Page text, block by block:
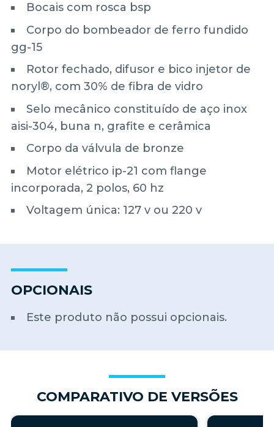
Bocais com rosca bsp
Corpo do bombeador de ferro fundido
gg-15
Rotor fechado, difusor e bico injetor de
noryl®, com 30% de fibra de vidro
Selo mecânico constituído de aço inox
aisi-304, buna n, grafite e cerâmica
Corpo da válvula de bronze
Motor elétrico ip-21 com flange
incorporada, 2 polos, 60 hz
Voltagem única: 127 v ou 220 v
OPCIONAIS
Este produto não possui opcionais.
COMPARATIVO DE VERSÕES